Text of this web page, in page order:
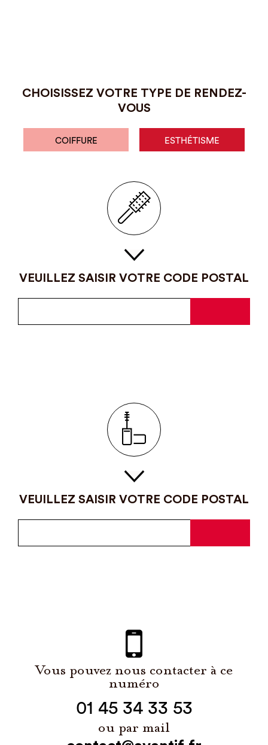
CHOISISSEZ VOTRE TYPE DE RENDEZ-
VOUS
COIFFURE ESTHÉTISME
VEUILLEZ SAISIR VOTRE CODE POSTAL
VEUILLEZ SAISIR VOTRE CODE POSTAL
Vous pouvez nous contacter à ce
numéro
01 45 34 33 53
ou par mail